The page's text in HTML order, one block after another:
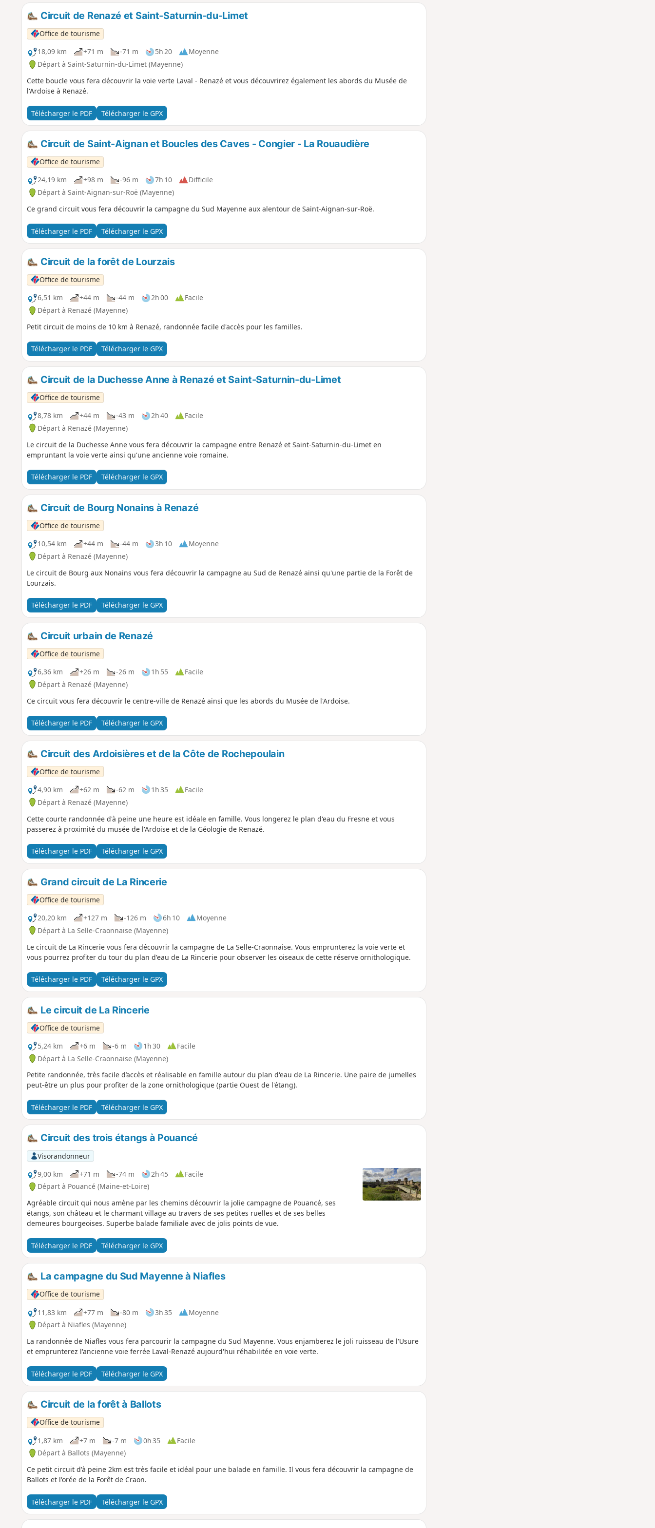
Circuit de Renazé et Saint-Saturnin-du-Limet
Office de tourisme
18,09 km
+71 m -71 m 5h 20
Moyenne
Départ à Saint-Saturnin-du-Limet (Mayenne)
Cette boucle vous fera découvrir la voie verte Laval - Renazé et vous découvrirez également les abords du Musée de
l'Ardoise à Renazé.
Télécharger le PDF Télécharger le GPX
Circuit de Saint-Aignan et Boucles des Caves - Congier - La Rouaudière
Office de tourisme
24,19 km
+98 m -96 m 7h 10
Difficile
Départ à Saint-Aignan-sur-Roë (Mayenne)
Ce grand circuit vous fera découvrir la campagne du Sud Mayenne aux alentour de Saint-Aignan-sur-Roë.
Télécharger le PDF Télécharger le GPX
Circuit de la forêt de Lourzais
Office de tourisme
6,51 km
+44 m -44 m 2h 00
Facile
Départ à Renazé (Mayenne)
Petit circuit de moins de 10 km à Renazé, randonnée facile d'accès pour les familles.
Télécharger le PDF Télécharger le GPX
Circuit de la Duchesse Anne à Renazé et Saint-Saturnin-du-Limet
Office de tourisme
8,78 km
+44 m -43 m 2h 40
Facile
Départ à Renazé (Mayenne)
Le circuit de la Duchesse Anne vous fera découvrir la campagne entre Renazé et Saint-Saturnin-du-Limet en
empruntant la voie verte ainsi qu'une ancienne voie romaine.
Télécharger le PDF Télécharger le GPX
Circuit de Bourg Nonains à Renazé
Office de tourisme
10,54 km
+44 m -44 m 3h 10
Moyenne
Départ à Renazé (Mayenne)
Le circuit de Bourg aux Nonains vous fera découvrir la campagne au Sud de Renazé ainsi qu'une partie de la Forêt de
Lourzais.
Télécharger le PDF Télécharger le GPX
Circuit urbain de Renazé
Office de tourisme
6,36 km
+26 m -26 m 1h 55
Facile
Départ à Renazé (Mayenne)
Ce circuit vous fera découvrir le centre-ville de Renazé ainsi que les abords du Musée de l'Ardoise.
Télécharger le PDF Télécharger le GPX
Circuit des Ardoisières et de la Côte de Rochepoulain
Office de tourisme
4,90 km
+62 m -62 m 1h 35
Facile
Départ à Renazé (Mayenne)
Cette courte randonnée d'à peine une heure est idéale en famille. Vous longerez le plan d'eau du Fresne et vous
passerez à proximité du musée de l'Ardoise et de la Géologie de Renazé.
Télécharger le PDF Télécharger le GPX
Grand circuit de La Rincerie
Office de tourisme
20,20 km
+127 m -126 m 6h 10
Moyenne
Départ à La Selle-Craonnaise (Mayenne)
Le circuit de La Rincerie vous fera découvrir la campagne de La Selle-Craonnaise. Vous emprunterez la voie verte et
vous pourrez profiter du tour du plan d'eau de La Rincerie pour observer les oiseaux de cette réserve ornithologique.
Télécharger le PDF Télécharger le GPX
Le circuit de La Rincerie
Office de tourisme
5,24 km
+6 m -6 m 1h 30
Facile
Départ à La Selle-Craonnaise (Mayenne)
Petite randonnée, très facile d’accès et réalisable en famille autour du plan d'eau de La Rincerie. Une paire de jumelles
peut-être un plus pour profiter de la zone ornithologique (partie Ouest de l'étang).
Télécharger le PDF Télécharger le GPX
Circuit des trois étangs à Pouancé
Visorandonneur
9,00 km
+71 m -74 m 2h 45
Facile
Départ à Pouancé (Maine-et-Loire)
Agréable circuit qui nous amène par les chemins découvrir la jolie campagne de Pouancé, ses
étangs, son château et le charmant village au travers de ses petites ruelles et de ses belles
demeures bourgeoises. Superbe balade familiale avec de jolis points de vue.
Télécharger le PDF Télécharger le GPX
La campagne du Sud Mayenne à Niafles
Office de tourisme
11,83 km
+77 m -80 m 3h 35
Moyenne
Départ à Niafles (Mayenne)
La randonnée de Niafles vous fera parcourir la campagne du Sud Mayenne. Vous enjamberez le joli ruisseau de l'Usure
et emprunterez l'ancienne voie ferrée Laval-Renazé aujourd'hui réhabilitée en voie verte.
Télécharger le PDF Télécharger le GPX
Circuit de la forêt à Ballots
Office de tourisme
1,87 km
+7 m -7 m 0h 35
Facile
Départ à Ballots (Mayenne)
Ce petit circuit d'à peine 2km est très facile et idéal pour une balade en famille. Il vous fera découvrir la campagne de
Ballots et l'orée de la Forêt de Craon.
Télécharger le PDF Télécharger le GPX